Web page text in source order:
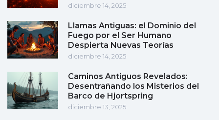
diciembre 14, 2025
Llamas Antiguas: el Dominio del
Fuego por el Ser Humano
Despierta Nuevas Teorías
diciembre 14, 2025
Caminos Antiguos Revelados:
Desentrañando los Misterios del
Barco de Hjortspring
diciembre 13, 2025